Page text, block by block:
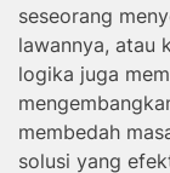
seseorang
lawannya, atau
logika juga
membedah
solusi yang